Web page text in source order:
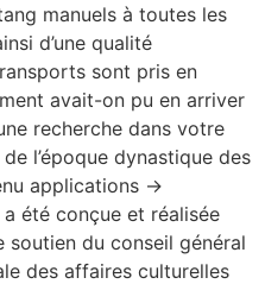
manuels à toutes les
d’une qualité
sont pris en
avait-on pu en arriver
recherche dans votre
l’époque dynastique des
applications →
été conçue et réalisée
soutien du conseil général
des affaires culturelles